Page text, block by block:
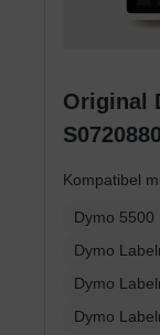
Original
Kompatibel
Dymo 5500
Dymo
Dymo
Dymo